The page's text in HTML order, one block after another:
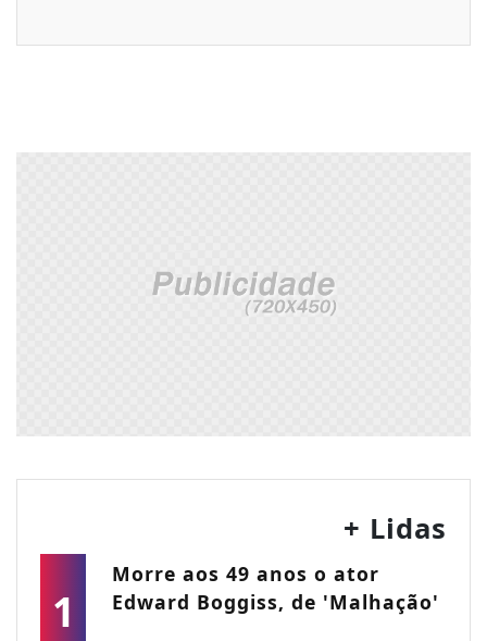
+ Lidas
1
Morre aos 49 anos o ator
Edward Boggiss, de 'Malhação'